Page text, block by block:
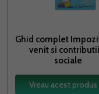
Ghid complet
venit si
sociale
Vreau acest